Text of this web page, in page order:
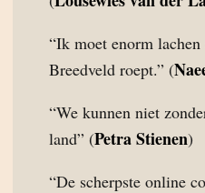
“Ik moet enorm
Breedveld roept.” (
“We kunnen niet
land” (Petra Stienen)
“De scherpste online